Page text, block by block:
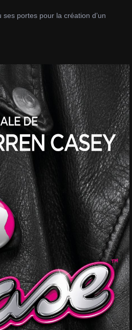
portes pour la création d’un